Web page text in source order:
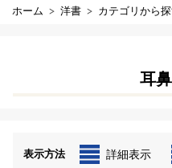
ホーム 洋書 カテゴリから
耳
表示方法 詳細表示